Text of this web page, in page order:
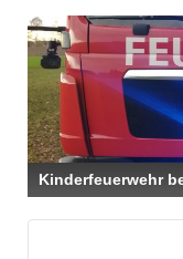
Kinderfeuerwehr